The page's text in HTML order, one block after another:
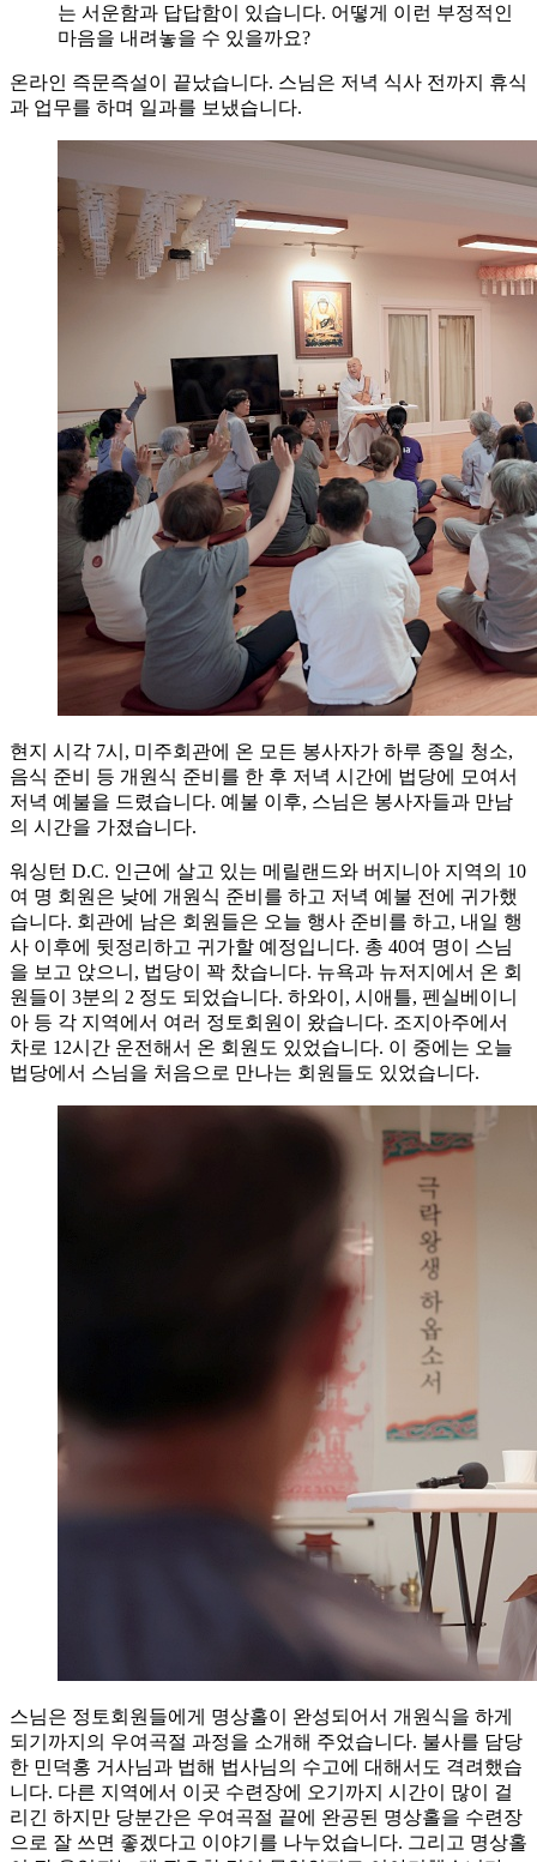
는 서운함과 답답함이 있습니다. 어떻게 이런 부정적인
마음을 내려놓을 수 있을까요?
온라인 즉문즉설이 끝났습니다. 스님은 저녁 식사 전까지 휴식
과 업무를 하며 일과를 보냈습니다.
현지 시각 7시, 미주회관에 온 모든 봉사자가 하루 종일 청소,
음식 준비 등 개원식 준비를 한 후 저녁 시간에 법당에 모여서
저녁 예불을 드렸습니다. 예불 이후, 스님은 봉사자들과 만남
의 시간을 가졌습니다.
워싱턴 D.C. 인근에 살고 있는 메릴랜드와 버지니아 지역의 10
여 명 회원은 낮에 개원식 준비를 하고 저녁 예불 전에 귀가했
습니다. 회관에 남은 회원들은 오늘 행사 준비를 하고, 내일 행
사 이후에 뒷정리하고 귀가할 예정입니다. 총 40여 명이 스님
을 보고 앉으니, 법당이 꽉 찼습니다. 뉴욕과 뉴저지에서 온 회
원들이 3분의 2 정도 되었습니다. 하와이, 시애틀, 펜실베이니
아 등 각 지역에서 여러 정토회원이 왔습니다. 조지아주에서
차로 12시간 운전해서 온 회원도 있었습니다. 이 중에는 오늘
법당에서 스님을 처음으로 만나는 회원들도 있었습니다.
스님은 정토회원들에게 명상홀이 완성되어서 개원식을 하게
되기까지의 우여곡절 과정을 소개해 주었습니다. 불사를 담당
한 민덕홍 거사님과 법해 법사님의 수고에 대해서도 격려했습
니다. 다른 지역에서 이곳 수련장에 오기까지 시간이 많이 걸
리긴 하지만 당분간은 우여곡절 끝에 완공된 명상홀을 수련장
으로 잘 쓰면 좋겠다고 이야기를 나누었습니다. 그리고 명상홀